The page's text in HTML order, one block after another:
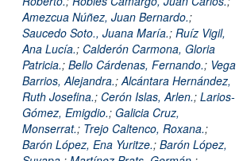
Amezcua Núñez, Juan Bernardo.;
Saucedo Soto., Juana María.; Ruíz Vigil,
Ana Lucía.; Calderón Carmona, Gloria
Patricia.; Bello Cárdenas, Fernando.; Vega
Barrios, Alejandra.;Alcántara Hernández,
Ruth Josefina.; Cerón Islas, Arlen.; Larios-
Gómez, Emigdio.; Galicia Cruz,
Monserrat.; Trejo Caltenco, Roxana.;
Barón López, Ena Yuritze.; Barón López,